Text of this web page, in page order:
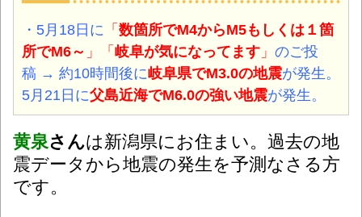
・5月18日に 「 数箇所でM4からM5もしくは１箇
所でM6～ 」「 岐阜が気になってます 」 のご投
稿 → 約10時間後に岐阜県でM3.0の地震が発生。
5月21日に父島近海でM6.0の強い地震が発生。
黄泉さんは新潟県にお住まい。過去の地
震データから地震の発生を予測なさる方
です。